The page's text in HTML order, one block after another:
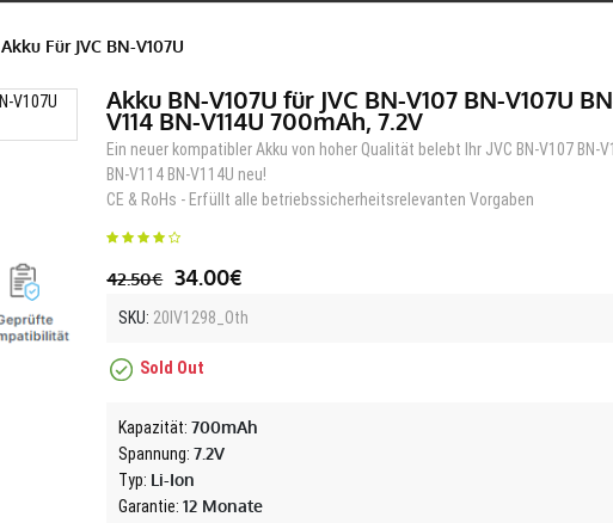
Akku Für JVC BN-V107U
Akku BN-V107U für JVC BN-V107 BN-V107U
V114 BN-V114U 700mAh, 7.2V
Ein neuer kompatibler Akku von hoher Qualität belebt Ihr JVC BN-V107 BN-
BN-V114 BN-V114U neu!
CE & RoHs - Erfüllt alle betriebssicherheitsrelevanten Vorgaben
42.50€ 34.00€
SKU: 20IV1298_Oth
Sold Out
Kapazität:700mAh
Spannung:7.2V
Typ: Li-Ion
Garantie:12 Monate